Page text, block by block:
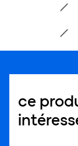
ce